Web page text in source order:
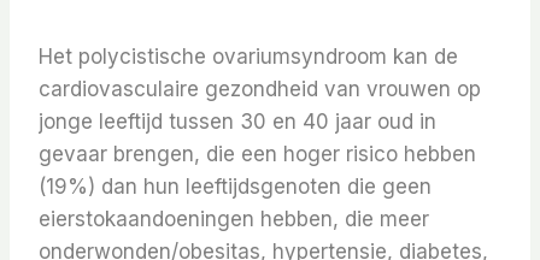
Het polycistische ovariumsyndroom kan de
cardiovasculaire gezondheid van vrouwen op
jonge leeftijd tussen 30 en 40 jaar oud in
gevaar brengen, die een hoger risico hebben
(19%) dan hun leeftijdsgenoten die geen
eierstokaandoeningen hebben, die meer
onderwonden/obesitas, hypertensie, diabetes,